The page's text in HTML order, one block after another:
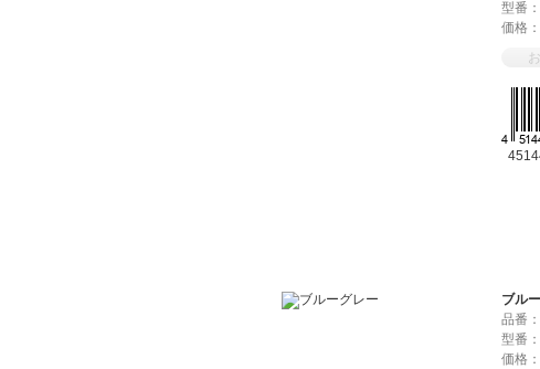
型番：
価格：
ブル
品番：
型番：
価格：